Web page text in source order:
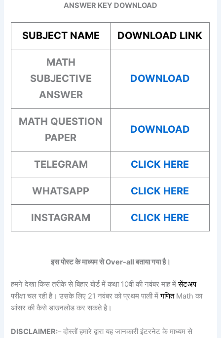
ANSWER KEY DOWNLOAD
SUBJECT NAME DOWNLOAD LINK
MATH
SUBJECTIVE
ANSWER
DOWNLOAD
MATH QUESTION
PAPER
DOWNLOAD
TELEGRAM CLICK HERE
WHATSAPP CLICK HERE
INSTAGRAM CLICK HERE
इस पोस्ट के माध्यम से Over-all बताया गया है।
हमने देखा किस तरीके से बिहार बोर्ड में कक्षा 10वीं की नवंबर माह मेंसेंटअप
परीक्षा चल रही है। उसके लिए 21 नवंबर को प्रथम पाली मेंगणितMath का
आंसर की कैसे डाउनलोड कर सकते है।
DISCLAIMER:– दोस्तों हमारे द्वारा यह जानकारी इंटरनेट के माध्यम से